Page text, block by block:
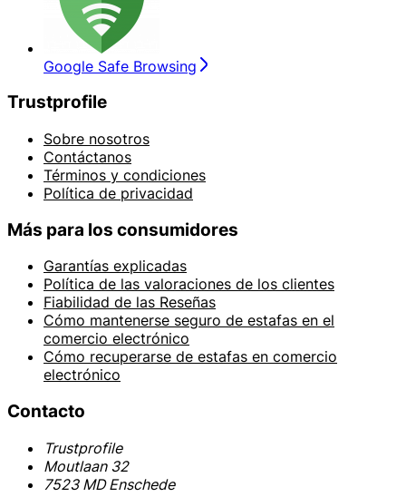
Google Safe Browsing
Trustprofile
Sobre nosotros
Contáctanos
Términos y condiciones
Política de privacidad
Más para los consumidores
Garantías explicadas
Política de las valoraciones de los clientes
Fiabilidad de las Reseñas
Cómo mantenerse seguro de estafas en el
comercio electrónico
Cómo recuperarse de estafas en comercio
electrónico
Contacto
Trustprofile
Moutlaan 32
7523 MD Enschede